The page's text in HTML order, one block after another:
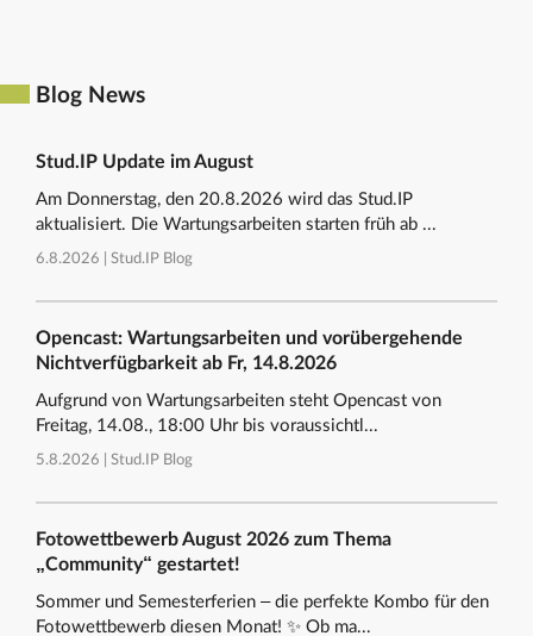
Blog News
Stud.IP Update im August
Am Donnerstag, den 20.8.2026 wird das Stud.IP
aktualisiert. Die Wartungsarbeiten starten früh ab ...
6.8.2026 | Stud.IP Blog
Opencast: Wartungsarbeiten und vorübergehende
Nichtverfügbarkeit ab Fr, 14.8.2026
Aufgrund von Wartungsarbeiten steht Opencast von
Freitag, 14.08., 18:00 Uhr bis voraussichtl...
5.8.2026 | Stud.IP Blog
Fotowettbewerb August 2026 zum Thema
„Community“ gestartet!
Sommer und Semesterferien – die perfekte Kombo für den
Fotowettbewerb diesen Monat! ✨ Ob ma...